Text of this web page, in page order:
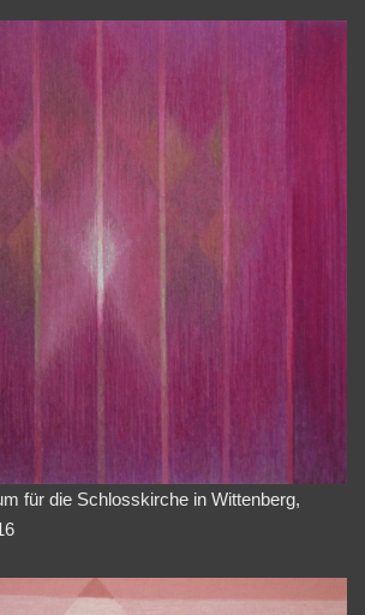
für die Schlosskirche in Wittenberg,